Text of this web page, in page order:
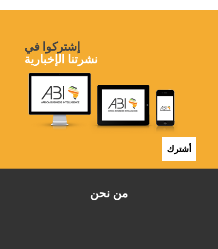
من نحن
إشتركوا في
نشرتنا الإخبارية
أشترك